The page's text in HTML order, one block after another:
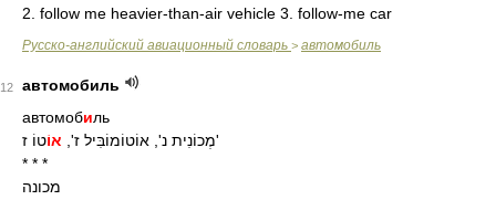
2. follow me heavier-than-air vehicle 3. follow-me car
Русско-английский авиационный словарь > автомобиль
12
автомобиль
автомобиль
מְכוֹנִית נ', אוֹטוֹמוֹבִּיל ז', אוֹ
טוֹ ז'
* * *
מכונה